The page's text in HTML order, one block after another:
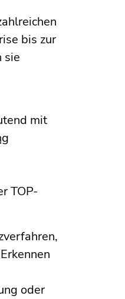
bis zur
sie
mit
TOP-
oder